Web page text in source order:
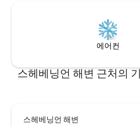
에어컨
스헤베닝언 해변 근처의
스헤베닝언 해변